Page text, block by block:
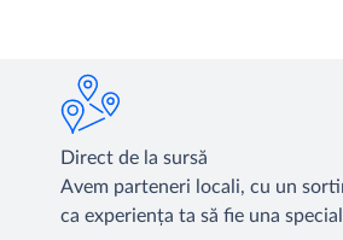
Direct de la sursă
Avem parteneri locali, cu un
ca experiența ta să fie una